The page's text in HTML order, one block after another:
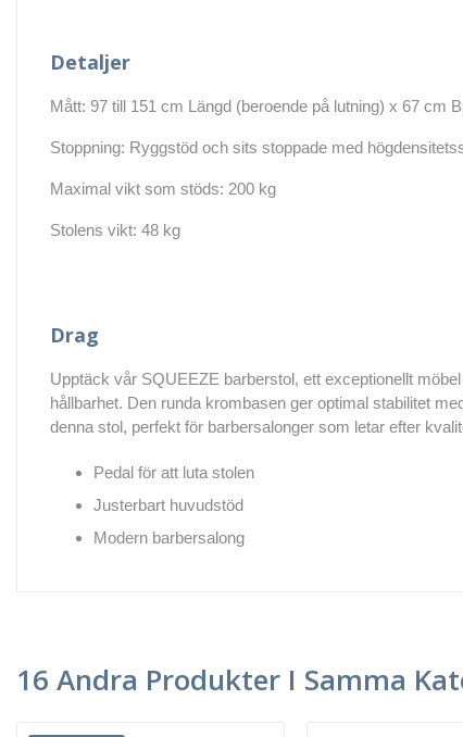
Detaljer
Mått: 97 till 151 cm Längd (beroende på lutning) x 67 cm
Stoppning: Ryggstöd och sits stoppade med
Maximal vikt som stöds: 200 kg
Stolens vikt: 48 kg
Drag
Upptäck vår SQUEEZE barberstol, ett exceptionellt
hållbarhet. Den runda krombasen ger optimal stabilitet
denna stol, perfekt för barbersalonger som letar efter
Pedal för att luta stolen
Justerbart huvudstöd
Modern barbersalong
16 Andra Produkter I Samma